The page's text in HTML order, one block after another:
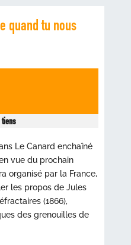
quand tu nous
Le Canard enchaîné
vue du prochain
organisé par la France,
les propos de Jules
(1866),
des grenouilles de